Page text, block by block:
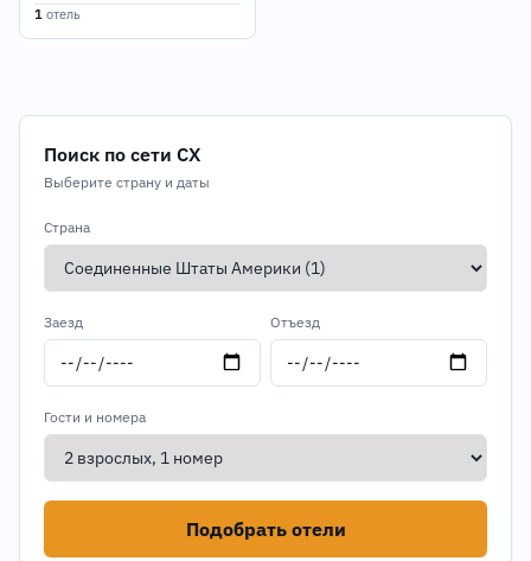
1 отель
Поиск по сети CX
Выберите страну и даты
Страна
Заезд Отъезд
Гости и номера
Подобрать отели